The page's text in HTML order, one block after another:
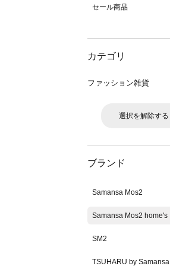
セール商品
カテゴリ
ファッション雑貨
選択を解除する
ブランド
Samansa Mos2
Samansa Mos2 home's
SM2
TSUHARU by Samansa